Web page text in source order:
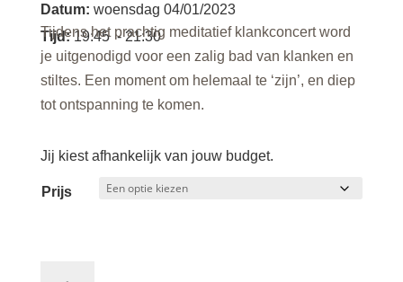
Datum: woensdag 04/01/2023
Tijd:19:45 - 21:30
Tijdens het prachtig meditatief klankconcert word
je uitgenodigd voor een zalig bad van klanken en
stiltes. Een moment om helemaal te ‘zijn’, en diep
tot ontspanning te komen.
Jij kiest afhankelijk van jouw budget.
Prijs